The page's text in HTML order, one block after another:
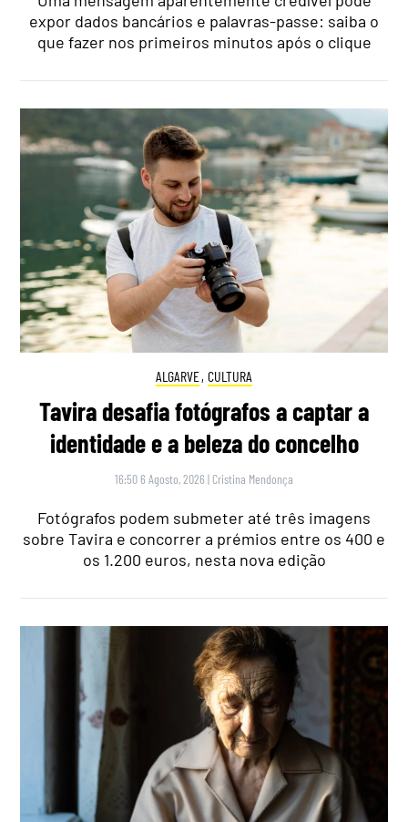
expor dados bancários e palavras-passe: saiba o
que fazer nos primeiros minutos após o clique
ALGARVE, CULTURA
Tavira desafia fotógrafos a captar a
identidade e a beleza do concelho
16:50 6 Agosto, 2026 | Cristina Mendonça
Fotógrafos podem submeter até três imagens
sobre Tavira e concorrer a prémios entre os 400 e
os 1.200 euros, nesta nova edição